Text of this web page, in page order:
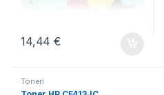
14,44€
Toneri